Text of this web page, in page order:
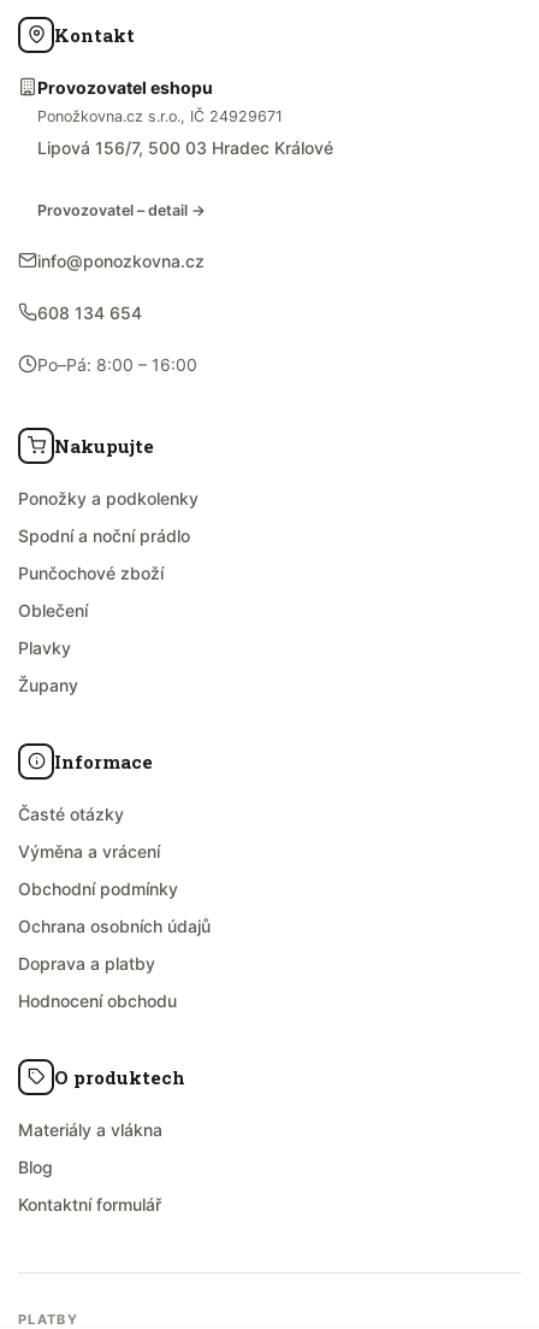
Kontakt
Provozovatel eshopu
Ponožkovna.cz s.r.o., IČ 24929671
Lipová 156/7, 500 03 Hradec Králové
Provozovatel – detail →
info@ponozkovna.cz
608 134 654
Po–Pá: 8:00 – 16:00
Nakupujte
Ponožky a podkolenky
Spodní a noční prádlo
Punčochové zboží
Oblečení
Plavky
Župany
Informace
Časté otázky
Výměna a vrácení
Obchodní podmínky
Ochrana osobních údajů
Doprava a platby
Hodnocení obchodu
O produktech
Materiály a vlákna
Blog
Kontaktní formulář
PLATBY